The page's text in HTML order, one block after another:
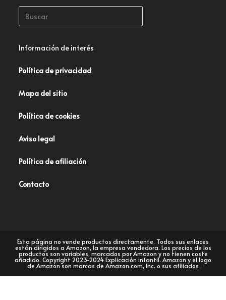
Información de interés
Política de privacidad
Mapa del sitio
Política de cookies
Aviso legal
Política de afiliación
Contacto
Esta página no vende productos directamente. Todos sus enlaces
están dirigidos a Amazon, la empresa vendedora. Los precios de los
productos son variables, marcados por Amazon y no tienen coste
añadido. Copyright 2023-2024 Explicación infantil. Amazon y el logo
de Amazon son marcas de Amazon.com, Inc. o sus afiliados